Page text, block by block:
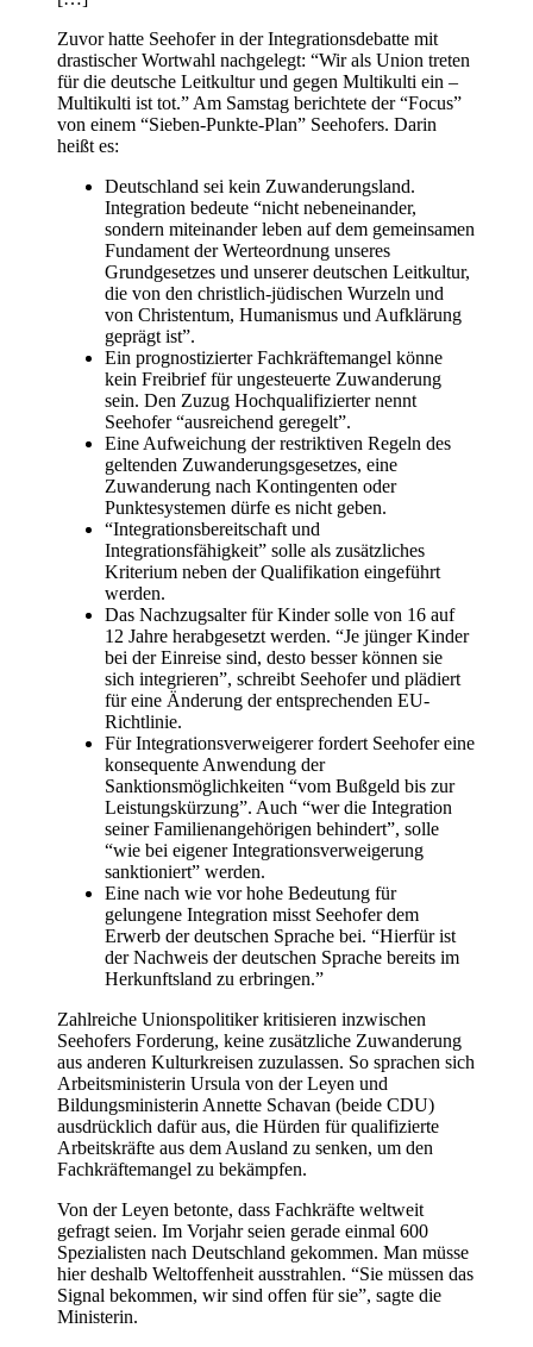
Zuvor hatte Seehofer in der Integrationsdebatte mit
drastischer Wortwahl nachgelegt: “Wir als Union treten
für die deutsche Leitkultur und gegen Multikulti ein –
Multikulti ist tot.” Am Samstag berichtete der “Focus”
von einem “Sieben-Punkte-Plan” Seehofers. Darin
heißt es:
Deutschland sei kein Zuwanderungsland.
Integration bedeute “nicht nebeneinander,
sondern miteinander leben auf dem gemeinsamen
Fundament der Werteordnung unseres
Grundgesetzes und unserer deutschen Leitkultur,
die von den christlich-jüdischen Wurzeln und
von Christentum, Humanismus und Aufklärung
geprägt ist”.
Ein prognostizierter Fachkräftemangel könne
kein Freibrief für ungesteuerte Zuwanderung
sein. Den Zuzug Hochqualifizierter nennt
Seehofer “ausreichend geregelt”.
Eine Aufweichung der restriktiven Regeln des
geltenden Zuwanderungsgesetzes, eine
Zuwanderung nach Kontingenten oder
Punktesystemen dürfe es nicht geben.
“Integrationsbereitschaft und
Integrationsfähigkeit” solle als zusätzliches
Kriterium neben der Qualifikation eingeführt
werden.
Das Nachzugsalter für Kinder solle von 16 auf
12 Jahre herabgesetzt werden. “Je jünger Kinder
bei der Einreise sind, desto besser können sie
sich integrieren”, schreibt Seehofer und plädiert
für eine Änderung der entsprechenden EU-
Richtlinie.
Für Integrationsverweigerer fordert Seehofer eine
konsequente Anwendung der
Sanktionsmöglichkeiten “vom Bußgeld bis zur
Leistungskürzung”. Auch “wer die Integration
seiner Familienangehörigen behindert”, solle
“wie bei eigener Integrationsverweigerung
sanktioniert” werden.
Eine nach wie vor hohe Bedeutung für
gelungene Integration misst Seehofer dem
Erwerb der deutschen Sprache bei. “Hierfür ist
der Nachweis der deutschen Sprache bereits im
Herkunftsland zu erbringen.”
Zahlreiche Unionspolitiker kritisieren inzwischen
Seehofers Forderung, keine zusätzliche Zuwanderung
aus anderen Kulturkreisen zuzulassen. So sprachen sich
Arbeitsministerin Ursula von der Leyen und
Bildungsministerin Annette Schavan (beide CDU)
ausdrücklich dafür aus, die Hürden für qualifizierte
Arbeitskräfte aus dem Ausland zu senken, um den
Fachkräftemangel zu bekämpfen.
Von der Leyen betonte, dass Fachkräfte weltweit
gefragt seien. Im Vorjahr seien gerade einmal 600
Spezialisten nach Deutschland gekommen. Man müsse
hier deshalb Weltoffenheit ausstrahlen. “Sie müssen das
Signal bekommen, wir sind offen für sie”, sagte die
Ministerin.